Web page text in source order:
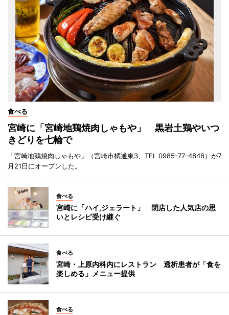
食べる
宮崎に「宮崎地鶏焼肉しゃもや」 黒岩土鶏やいつ
きどりを七輪で
「宮崎地鶏焼肉しゃもや」（宮崎市橘通東3、TEL 0985-77-4848）が7
月21日にオープンした。
食べる
宮崎に「ハイ,ジェラート」 閉店した人気店の思
いとレシピ受け継ぐ
食べる
宮崎・上原内科内にレストラン 透析患者が「食を
楽しめる」メニュー提供
食べる